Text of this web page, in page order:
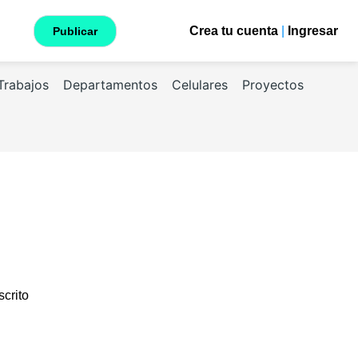
Publicar Crea tu cuenta| Ingresar
Departamentos Celulares Proyectos